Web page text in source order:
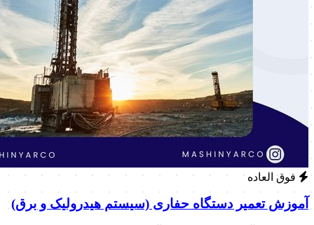
فوق العاده
آموزش تعمیر دستگاه حفاری (سیستم هیدرولیک و برق)